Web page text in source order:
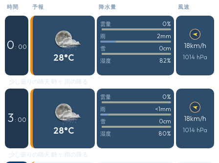
時間 予報 降水量 風速
0 : 00
28°C
雲量 0%
雨 2mm
雪 0cm
湿度 82%
18km/h
1014 hPa
少し曇りの晴天 時々 雨の降る
3 : 00
28°C
雲量 0%
雨 <1mm
雪 0cm
湿度 80%
18km/h
1014 hPa
少し曇りの晴天 時々 雨の降る